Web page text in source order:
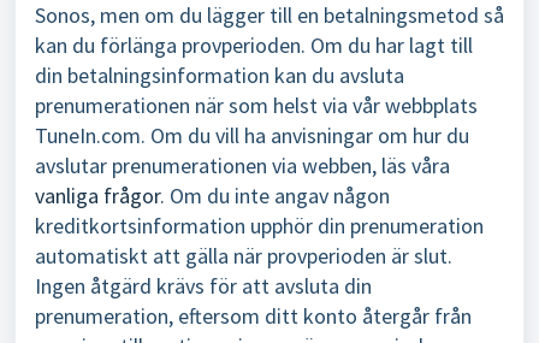
Sonos, men om du lägger till en betalningsmetod så
kan du förlänga provperioden. Om du har lagt till
din betalningsinformation kan du avsluta
prenumerationen när som helstvia vår webbplats
TuneIn.com. Om du vill ha anvisningar om hur du
avslutar prenumerationen via webben, läs våra
vanliga frågor. Om du inte angav någon
kreditkortsinformation upphör din prenumeration
automatiskt att gälla när provperioden är slut.
Ingen åtgärd krävs för att avsluta din
prenumeration, eftersom ditt konto återgår från